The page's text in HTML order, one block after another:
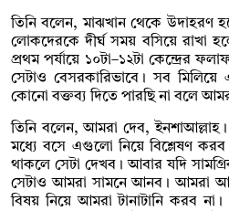
তিনি বলেন, মাঝখান থেকে উদাহরণ
লোকদেরকে দীর্ঘ সময় বসিয়ে
প্রথম পর্যায়ে ১০টা–১২টা কেন্দ্রের
সেটাও বেসরকারিভাবে। সব মিলিয়ে
কোনো বক্তব্য দিতে পারছি না বলে
তিনি বলেন, আমরা দেব,
মধ্যে বসে এগুলো নিয়ে বিশ্লেষণ
থাকলে সেটা দেখব। আবার যদি
সেটাও আমরা সামনে আনব। আমরা
বিষয় নিয়ে আমরা টানাটানি করব